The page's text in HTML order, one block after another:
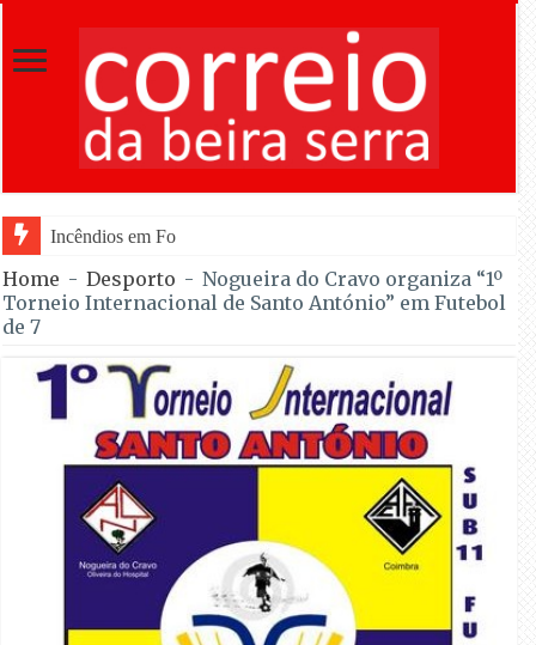
Incêndios em Fornos de Algodres entram em fase d
Home - Desporto - Nogueira do Cravo organiza “1º
Torneio Internacional de Santo António” em Futebol
de 7